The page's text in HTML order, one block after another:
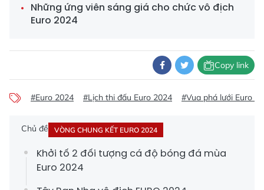
Những ứng viên sáng giá cho chức vô địch
Euro 2024
Copy link
#Euro 2024 #Lịch thi đấu Euro 2024 #Vua phá lưới Euro
Chủ đề VÒNG CHUNG KẾT EURO 2024
Khởi tố 2 đối tượng cá độ bóng đá mùa
Euro 2024